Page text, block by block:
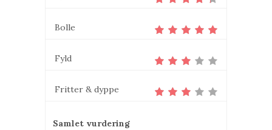
Bolle
Fyld
Fritter & dyppe
Samlet vurdering